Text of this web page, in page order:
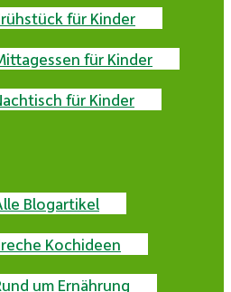
für Kinder
für Kinder
für Kinder
Blogartikel
Kochideen
um Ernährung